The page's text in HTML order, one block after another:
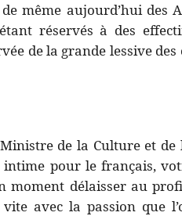
même aujourd’hui des
réservés à des
de la grande lessive
de la Culture et
pour le français,
délaisser au
avec la passion que